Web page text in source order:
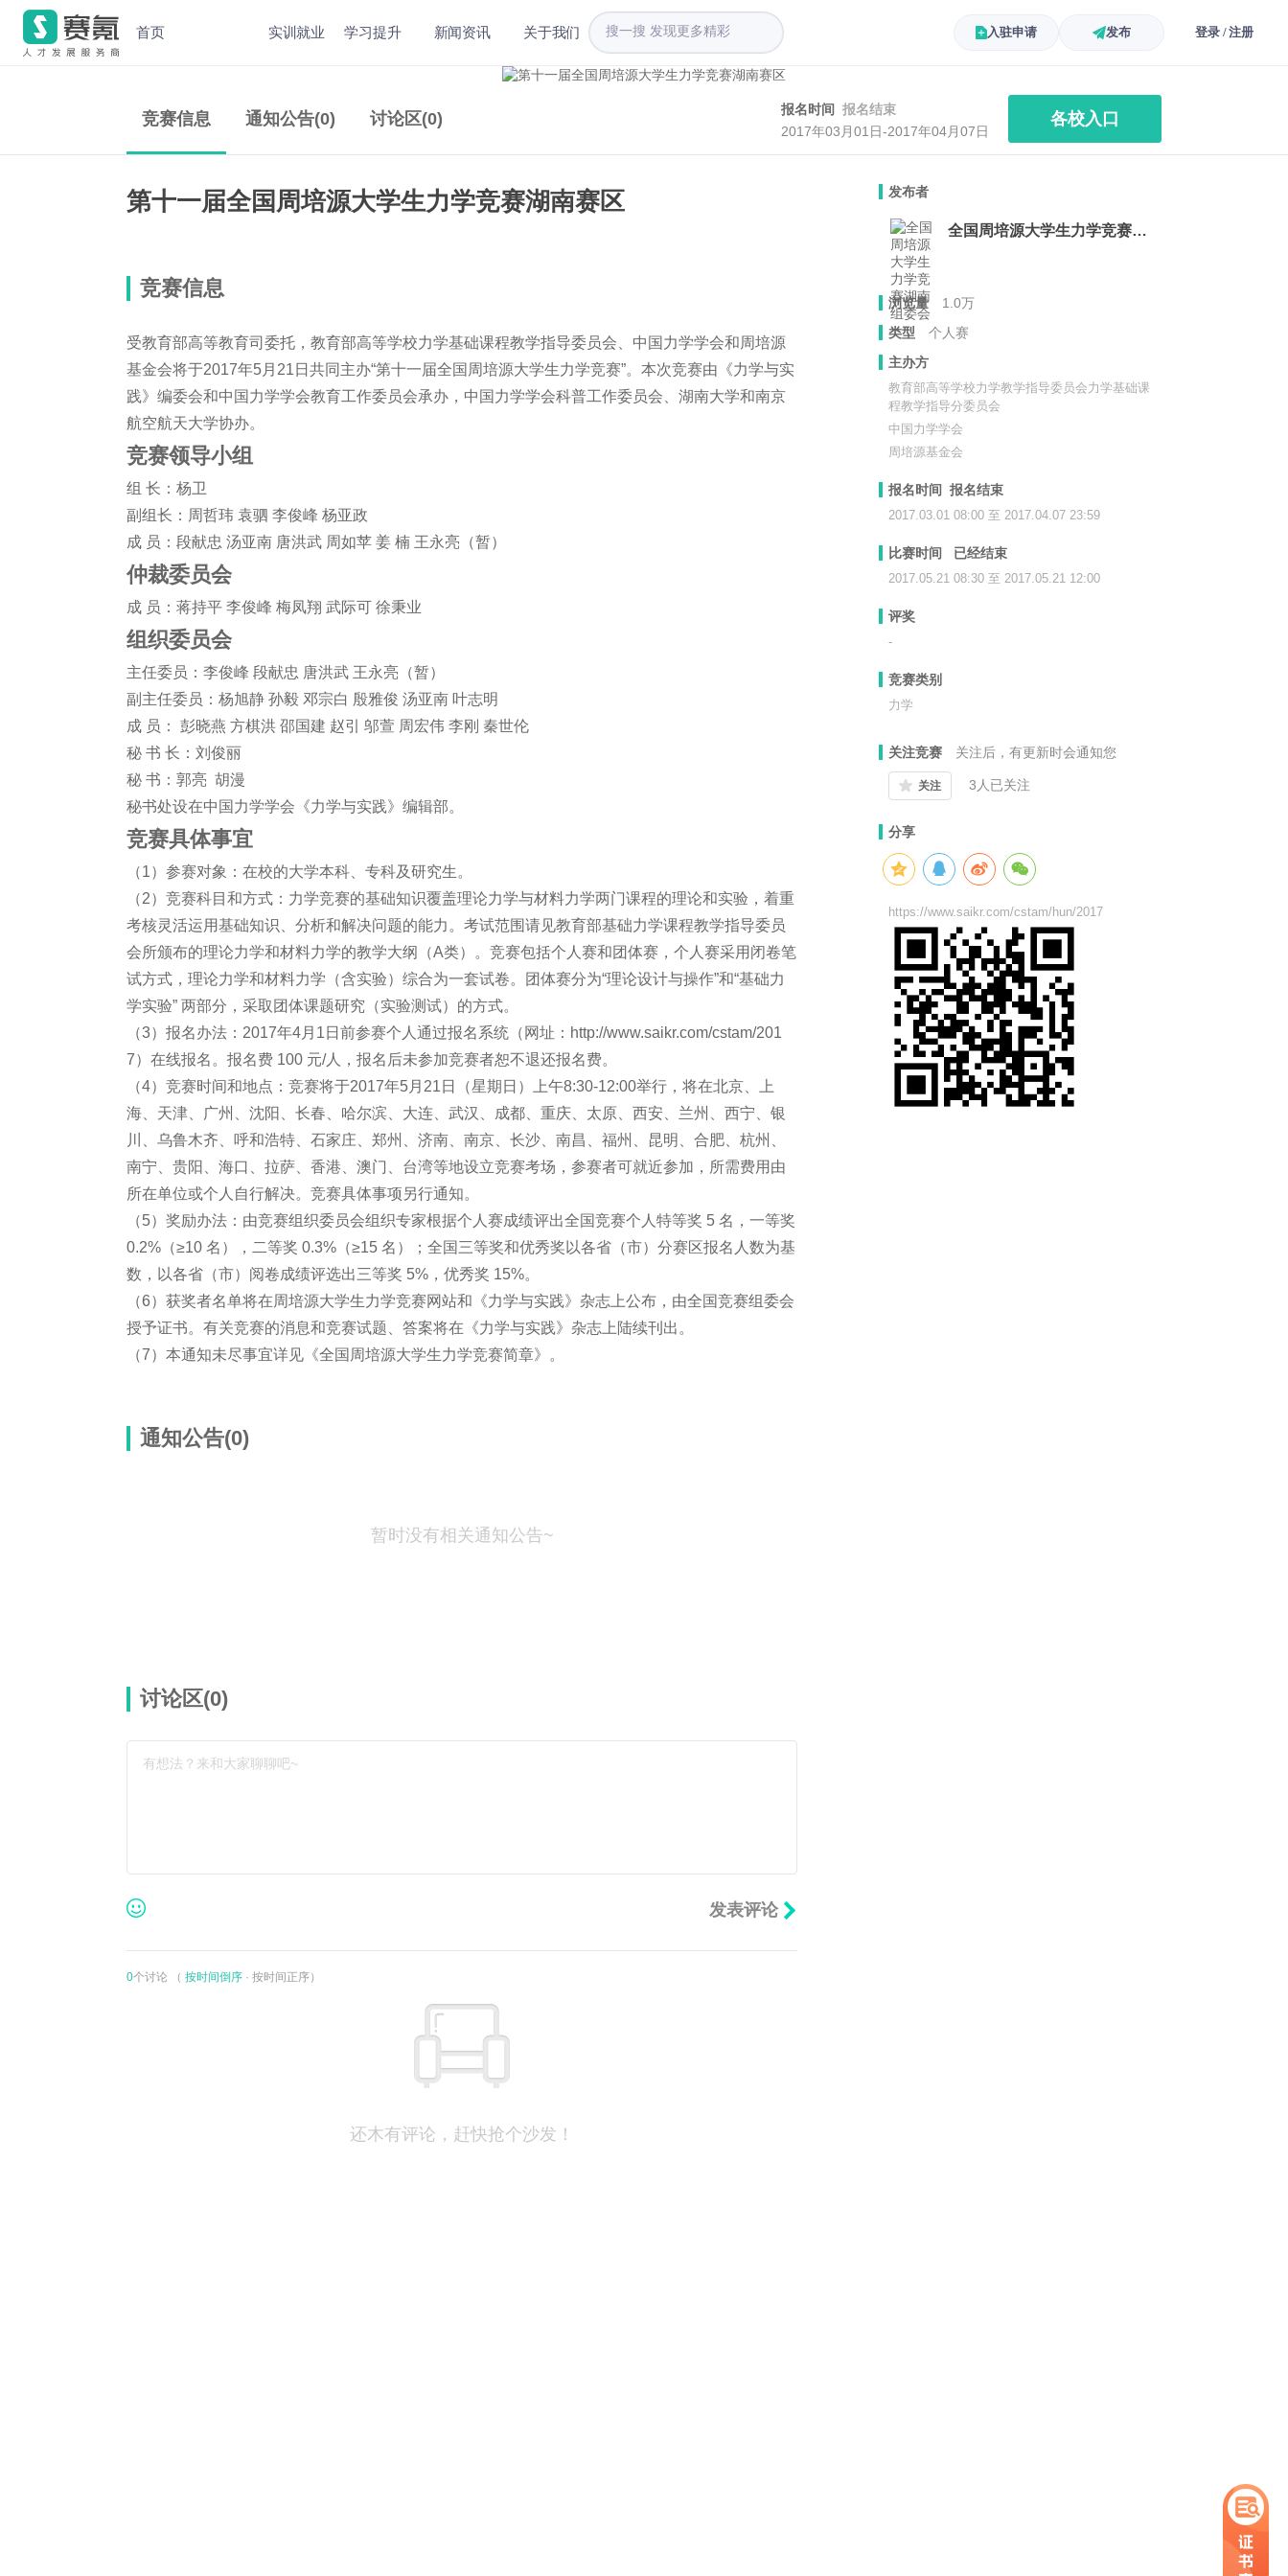
首页 实训就业 学习提升 新闻资讯 关于我们 入驻申请 发布 登录 / 注册
竞赛信息 通知公告(0) 讨论区(0) 报名时间 报名结束
2017年03月01日-2017年04月07日
各校入口
第十一届全国周培源大学生力学竞赛湖南赛区
竞赛信息
受教育部高等教育司委托，教育部高等学校力学基础课程教学指导委员会、中国力学学会和周培源
基金会将于2017年5月21日共同主办“第十一届全国周培源大学生力学竞赛”。本次竞赛由《力学与实
践》编委会和中国力学学会教育工作委员会承办，中国力学学会科普工作委员会、湖南大学和南京
航空航天大学协办。
竞赛领导小组
组 长：杨卫
副组长：周哲玮 袁驷 李俊峰 杨亚政
成 员：段献忠 汤亚南 唐洪武 周如苹 姜 楠 王永亮（暂）
仲裁委员会
成 员：蒋持平 李俊峰 梅凤翔 武际可 徐秉业
组织委员会
主任委员：李俊峰 段献忠 唐洪武 王永亮（暂）
副主任委员：杨旭静 孙毅 邓宗白 殷雅俊 汤亚南 叶志明
成 员： 彭晓燕 方棋洪 邵国建 赵引 邬萱 周宏伟 李刚 秦世伦
秘 书 长：刘俊丽
秘 书：郭亮 胡漫
秘书处设在中国力学学会《力学与实践》编辑部。
竞赛具体事宜
（1）参赛对象：在校的大学本科、专科及研究生。
（2）竞赛科目和方式：力学竞赛的基础知识覆盖理论力学与材料力学两门课程的理论和实验，着重
考核灵活运用基础知识、分析和解决问题的能力。考试范围请见教育部基础力学课程教学指导委员
会所颁布的理论力学和材料力学的教学大纲（A类）。竞赛包括个人赛和团体赛，个人赛采用闭卷笔
试方式，理论力学和材料力学（含实验）综合为一套试卷。团体赛分为“理论设计与操作”和“基础力
学实验” 两部分，采取团体课题研究（实验测试）的方式。
（3）报名办法：2017年4月1日前参赛个人通过报名系统（网址：http://www.saikr.com/cstam/201
7）在线报名。报名费 100 元/人，报名后未参加竞赛者恕不退还报名费。
（4）竞赛时间和地点：竞赛将于2017年5月21日（星期日）上午8:30-12:00举行，将在北京、上
海、天津、广州、沈阳、长春、哈尔滨、大连、武汉、成都、重庆、太原、西安、兰州、西宁、银
川、乌鲁木齐、呼和浩特、石家庄、郑州、济南、南京、长沙、南昌、福州、昆明、合肥、杭州、
南宁、贵阳、海口、拉萨、香港、澳门、台湾等地设立竞赛考场，参赛者可就近参加，所需费用由
所在单位或个人自行解决。竞赛具体事项另行通知。
（5）奖励办法：由竞赛组织委员会组织专家根据个人赛成绩评出全国竞赛个人特等奖 5 名，一等奖
0.2%（≥10 名），二等奖 0.3%（≥15 名）；全国三等奖和优秀奖以各省（市）分赛区报名人数为基
数，以各省（市）阅卷成绩评选出三等奖 5%，优秀奖 15%。
（6）获奖者名单将在周培源大学生力学竞赛网站和《力学与实践》杂志上公布，由全国竞赛组委会
授予证书。有关竞赛的消息和竞赛试题、答案将在《力学与实践》杂志上陆续刊出。
（7）本通知未尽事宜详见《全国周培源大学生力学竞赛简章》。
通知公告(0)
暂时没有相关通知公告~
讨论区(0)
有想法？来和大家聊聊吧~
0个讨论 （ 按时间倒序 · 按时间正序）
还木有评论，赶快抢个沙发！
发布者
全国周培源大学生力学竞赛湖南组委会
浏览量
1.0万
类型
个人赛
主办方
教育部高等学校力学教学指导委员会力学基础课
程教学指导分委员会
中国力学学会
周培源基金会
报名时间 报名结束
2017.03.01 08:00 至 2017.04.07 23:59
比赛时间 已经结束
2017.05.21 08:30 至 2017.05.21 12:00
评奖
-
竞赛类别
力学
关注竞赛 关注后，有更新时会通知您
关注 3人已关注
分享
https://www.saikr.com/cstam/hun/2017